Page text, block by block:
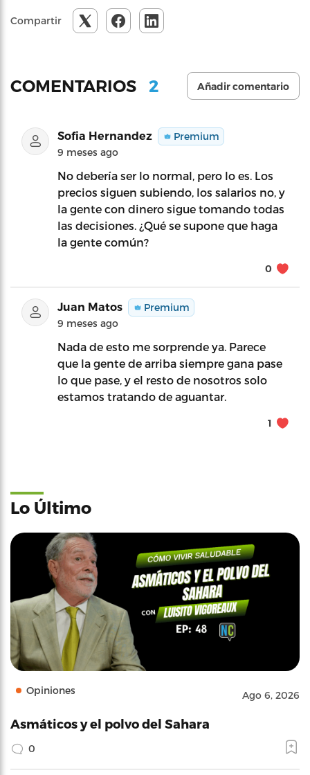
Compartir
COMENTARIOS 2 Añadir comentario
Sofia Hernandez
Premium
9 meses ago
No debería ser lo normal, pero lo es. Los
precios siguen subiendo, los salarios no, y
la gente con dinero sigue tomando todas
las decisiones. ¿Qué se supone que haga
la gente común?
0
Juan Matos
Premium
9 meses ago
Nada de esto me sorprende ya. Parece
que la gente de arriba siempre gana pase
lo que pase, y el resto de nosotros solo
estamos tratando de aguantar.
1
Lo Último
Opiniones Ago 6, 2026
Asmáticos y el polvo del Sahara
0